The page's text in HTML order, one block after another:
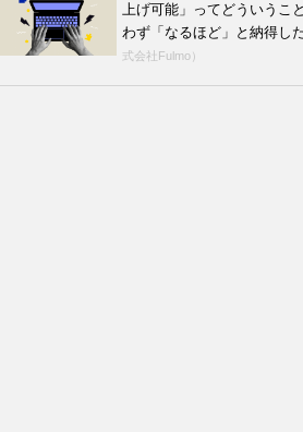
上げ可能」ってどういうこ
わず「なるほど」と納得し
式会社Fulmo）